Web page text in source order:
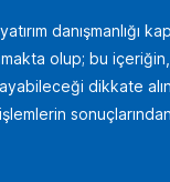
danışmanlığı
olup; bu içeriğin,
dikkate